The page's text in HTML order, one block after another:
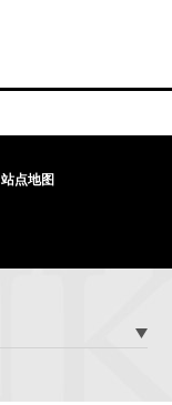
站点地图